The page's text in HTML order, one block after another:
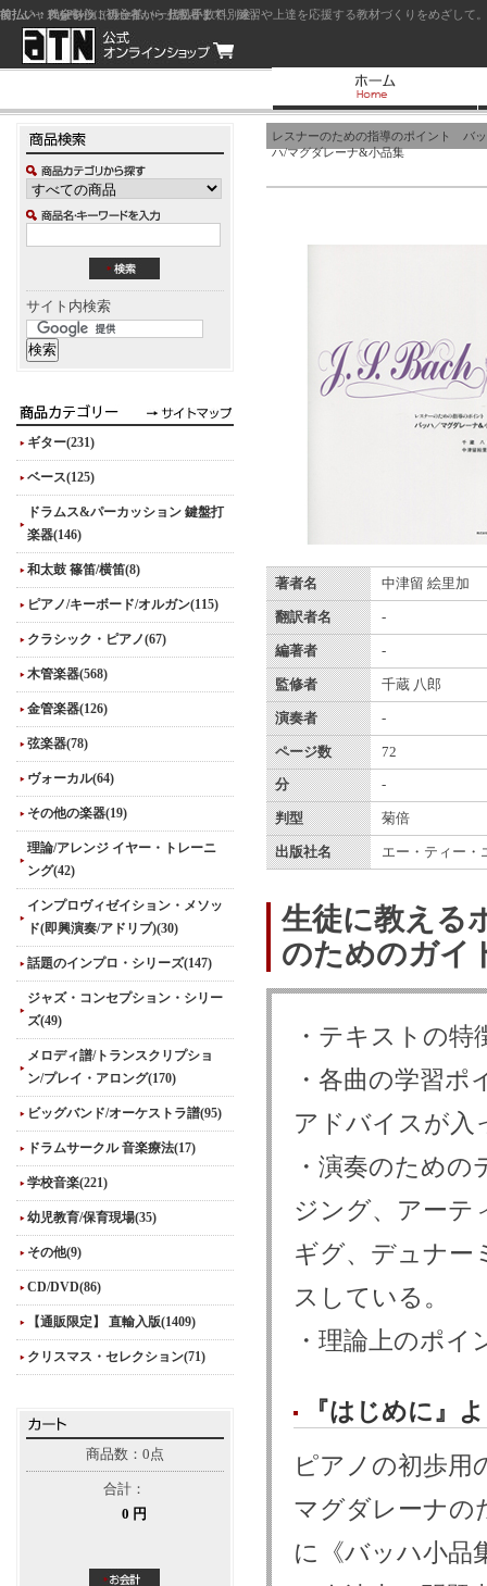
ジャズを中心に初心者から上級者まで、練習や上達を応援する教材づくりをめざし
サイト内検索
ギター(231)
ベース(125)
ドラムス&パーカッション 鍵盤打
楽器(146)
和太鼓 篠笛/横笛(8)
ピアノ/キーボード/オルガン(115)
クラシック・ピアノ(67)
木管楽器(568)
金管楽器(126)
弦楽器(78)
ヴォーカル(64)
その他の楽器(19)
理論/アレンジ イヤー・トレーニ
ング(42)
インプロヴィゼイション・メソッ
ド(即興演奏/アドリブ)(30)
話題のインプロ・シリーズ(147)
ジャズ・コンセプション・シリー
ズ(49)
メロディ譜/トランスクリプショ
ン/プレイ・アロング(170)
ビッグバンド/オーケストラ譜(95)
ドラムサークル 音楽療法(17)
学校音楽(221)
幼児教育/保育現場(35)
その他(9)
CD/DVD(86)
【通販限定】 直輸入版(1409)
クリスマス・セレクション(71)
商品数：0点
合計：
0 円
レスナーのための指導のポイント バッ
ハ/マグダレーナ&小品集
著者名 中津留 絵里加
翻訳者名 -
編著者 -
監修者 千蔵 八郎
演奏者 -
ページ数 72
分 -
判型 菊倍
出版社名 エー・ティー・
生徒に教える
のためのガイ
・テキストの特
・各曲の学習
アドバイスが入
・演奏のため
ジング、アーテ
ギグ、デュナー
スしている。
・理論上のポ
『はじめに』
ピアノの初歩用
マグダレーナの
に《バッハ小品
前払い：クレジットカード（一括払い）
後払い：代金引換（現金払い・代引手数料別途）
前払い：PayPay